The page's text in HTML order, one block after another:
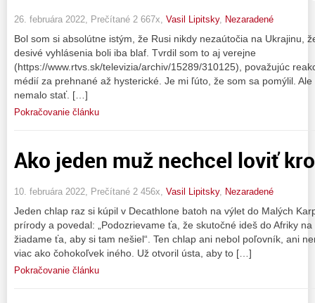
26. februára 2022, Prečítané 2 667x, Vasil Lipitsky, Nezaradené
Bol som si absolútne istým, že Rusi nikdy nezaútočia na Ukrajinu,
desivé vyhlásenia boli iba blaf. Tvrdil som to aj verejne
(https://www.rtvs.sk/televizia/archiv/15289/310125), považujúc
médií za prehnané až hysterické. Je mi ľúto, že som sa pomýlil.
nemalo stať. […]
Pokračovanie článku
Ako jeden muž nechcel loviť
10. februára 2022, Prečítané 2 456x, Vasil Lipitsky, Nezaradené
Jeden chlap raz si kúpil v Decathlone batoh na výlet do Malých
prírody a povedal: „Podozrievame ťa, že skutočné ideš do Afriky
žiadame ťa, aby si tam nešiel“. Ten chlap ani nebol poľovník, ani
viac ako čohokoľvek iného. Už otvoril ústa, aby to […]
Pokračovanie článku